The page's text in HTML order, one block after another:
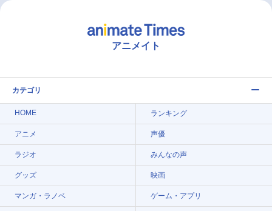
アニメイト
カテゴリ
HOME ランキング
アニメ 声優
ラジオ みんなの声
グッズ 映画
マンガ・ラノベ ゲーム・アプリ